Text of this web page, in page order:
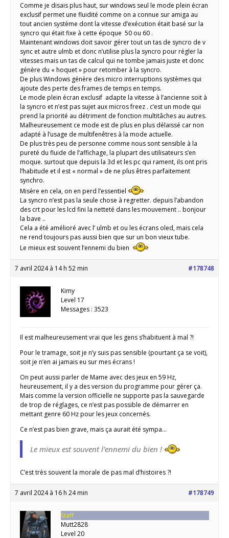
Comme je disais plus haut, sur windows seul le mode plein écran
exclusif permet une fluidité comme on a connue sur amiga au
tout ancien système dont la vitesse d’exécution était basé sur la
syncro qui était fixe à cette époque 50 ou 60 .
Maintenant windows doit savoir gérer tout un tas de syncro de v
sync et autre ulmb et donc n’utilise plus la syncro pour régler la
vitesses mais un tas de calcul qui ne tombe jamais juste et donc
génère du « hoquet » pour retomber à la syncro.
De plus Windows génère des micro interruptions systèmes qui
ajoute des perte des frames de temps en temps.
Le mode plein écran exclusif adapte la vitesse à l’ancienne soit à
la syncro et n’est pas sujet aux micros freez . c’est un mode qui
prend la priorité au détriment de fonction multitâches au autres.
Malheureusement ce mode est de plus en plus délaissé car non
adapté à l’usage de multifenêtres à la mode actuelle.
De plus très peu de personne comme nous sont sensible à la
pureté du fluide de l’affichage, la plupart des utilisateurs s’en
moque. surtout que depuis la 3d et les pc qui rament, ils ont pris
l’habitude et il est « normal » de ne plus êtres parfaitement
synchro.
Misère en cela, on en perd l’essentiel
La syncro n’est pas la seule chose à regretter. depuis l’abandon
des crt pour les lcd fini la netteté dans les mouvement .. bonjour
la bave ..
Cela a été amélioré avec l’ ulmb et ou les écrans oled, mais cela
ne rend toujours pas aussi bien que sur un bon vieux tube.
Le mieux est souvent l’ennemi du bien
7 avril 2024 à 14 h 52 min #178748
Kimy
Level 17
Messages : 3523
Il est malheureusement vrai que les gens s’habituent à mal ?!
Pour le tramage, soit je n’y suis pas sensible (pourtant ça se voit),
soit je n’en ai jamais eu sur mes écrans !
On peut aussi parler de Mame avec des jeux en 59 Hz,
heureusement, il y a des version du programme pour gérer ça.
Mais comme la version officielle ne supporte pas la sauvegarde
de trop de réglages, ce n’est pas possible de démarrer en
mettant genre 60 Hz pour les jeux concernés.
Ce n’est pas bien grave, mais ça aurait été sympa…
Le mieux est souvent l’ennemi du bien !
C’est très souvent la morale de pas mal d’histoires ?!
7 avril 2024 à 16 h 24 min #178749
Staff
Mutt2828
Level 20